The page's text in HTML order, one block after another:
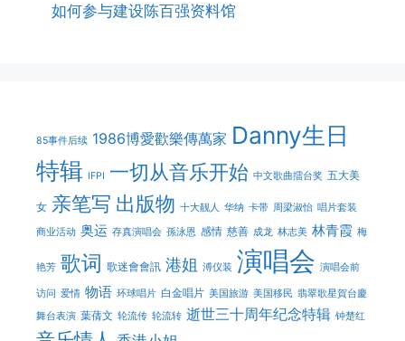
如何参与建设陈百强资料馆
85事件后续 1986博愛歡樂傳萬家 Danny生日
特辑 IFPI 一切从音乐开始 中文歌曲擂台奖 五大美
女 亲笔写 出版物 十大靓人 华纳 卡带 周梁淑怡 唱片套装
商业活动 奥运 存真演唱会 孫泳恩 感情 慈善 成龙 林志美 林青霞 梅
艳芳 歌词 歌迷會會訊 港姐 溥仪装 演唱会 演唱会前
访问 爱情 物语 环球唱片 白金唱片 美国旅游 美国移民 翡翠歌星賀台慶
舞台表演 葉蒨文 轮流传 轮流转 逝世三十周年纪念特辑 钟楚红